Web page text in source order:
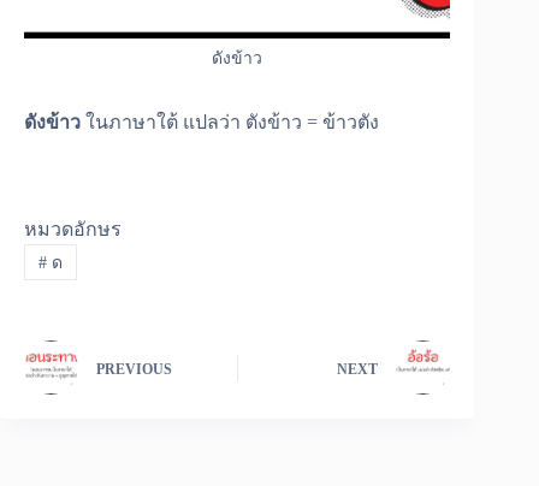
ดังข้าว
ดังข้าว ในภาษาใต้ แปลว่า ตังข้าว = ข้าวตัง
หมวดอักษร
#ด
PREVIOUS NEXT